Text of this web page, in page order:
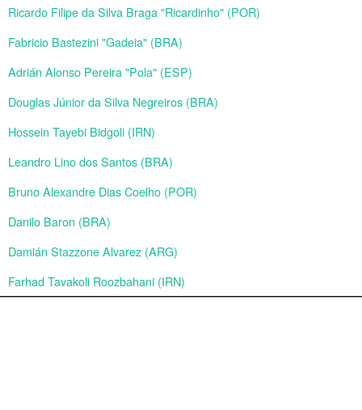
Ricardo Filipe da Silva Braga "Ricardinho" (POR)
Fabricio Bastezini "Gadeia" (BRA)
Adrián Alonso Pereira "Pola" (ESP)
Douglas Júnior da Silva Negreiros (BRA)
Hossein Tayebi Bidgoli (IRN)
Leandro Lino dos Santos (BRA)
Bruno Alexandre Dias Coelho (POR)
Danilo Baron (BRA)
Damián Stazzone Alvarez (ARG)
Farhad Tavakoli Roozbahani (IRN)